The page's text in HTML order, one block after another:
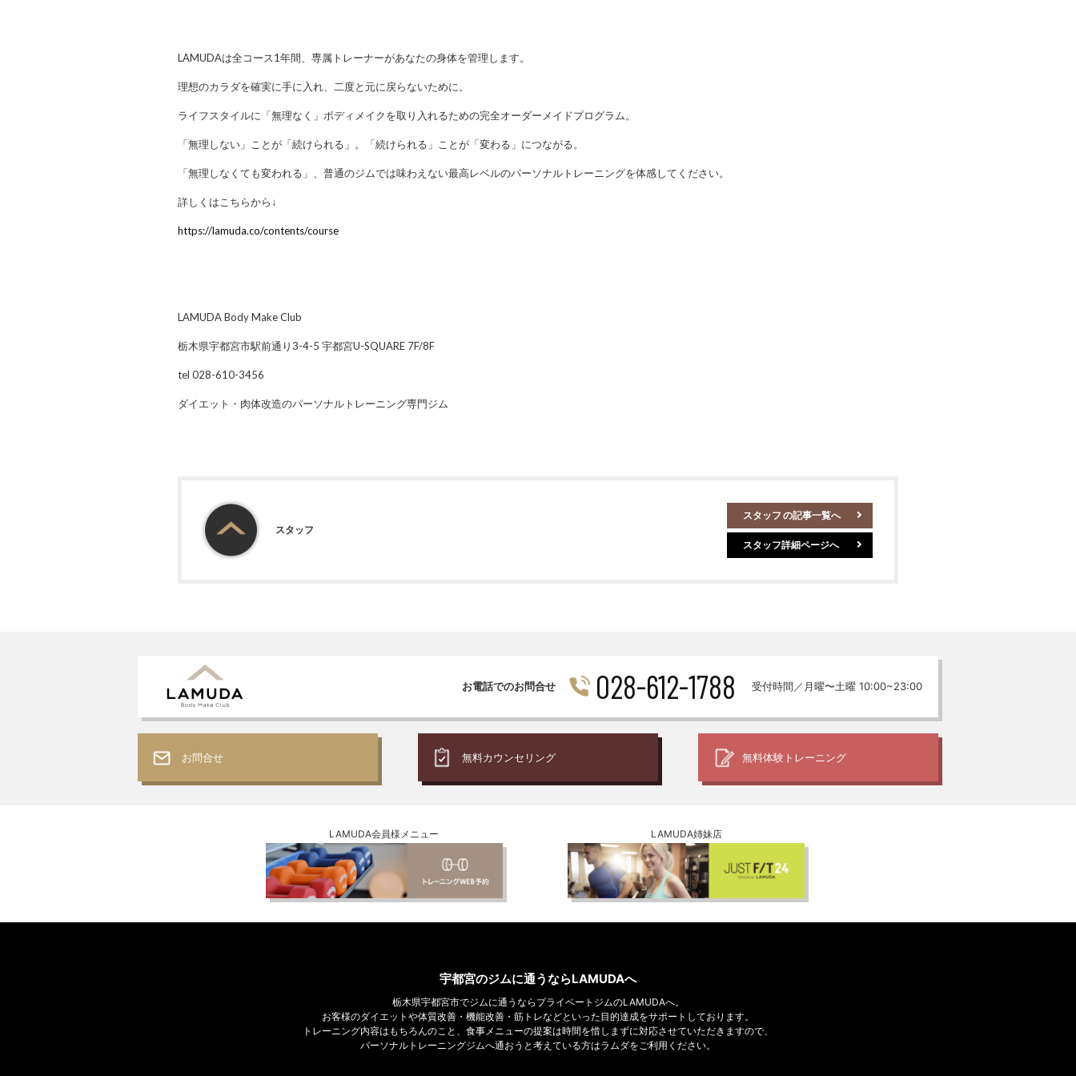
LAMUDAは全コース1年間、専属トレーナーがあなたの身体を管理します。
理想のカラダを確実に手に入れ、二度と元に戻らないために。
ライフスタイルに「無理なく」ボディメイクを取り入れるための完全オーダーメイドプログラム。
「無理しない」ことが「続けられる」。「続けられる」ことが「変わる」につながる。
「無理しなくても変われる」、普通のジムでは味わえない最高レベルのパーソナルトレーニングを体感してください。
詳しくはこちらから↓
https://lamuda.co/contents/course
LAMUDA Body Make Club
栃木県宇都宮市駅前通り3-4-5 宇都宮U-SQUARE 7F/8F
tel 028-610-3456
ダイエット・肉体改造のパーソナルトレーニング専門ジム
スタッフ
スタッフ の記事一覧へ
スタッフ詳細ページへ
受付時間／月曜〜土曜 10:00~23:00
028-612-1788
お電話でのお問合せ
お問合せ 無料カウンセリング 無料体験 トレーニング
LAMUDA会員様メニュー LAMUDA姉妹店
宇都宮のジムに通うならLAMUDAへ
栃木県宇都宮市でジムに通うならプライベートジムのLAMUDAへ。
お客様のダイエットや体質改善・機能改善・筋トレなどといった目的達成をサポートしております。
トレーニング内容はもちろんのこと、食事メニューの提案は時間を惜しまずに対応させていただきますので、
パーソナルトレーニングジムへ通おうと考えている方はラムダをご利用ください。